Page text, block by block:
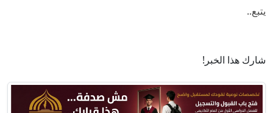
يتبع..
شارك هذا الخبر!